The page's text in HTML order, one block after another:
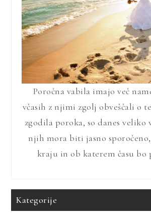
Poročna vabila imajo več
včasih z njimi zgolj obveščali o
zgodila poroka, so danes veliko
njih mora biti jasno
kraju in ob katerem času bo
Kategorije